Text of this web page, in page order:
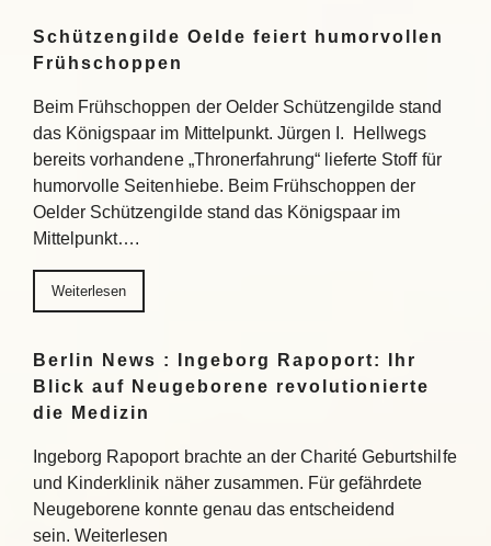
Schützengilde Oelde feiert humorvollen
Frühschoppen
Beim Frühschoppen der Oelder Schützengilde stand
das Königspaar im Mittelpunkt. Jürgen I. Hellwegs
bereits vorhandene „Thronerfahrung“ lieferte Stoff für
humorvolle Seitenhiebe. Beim Frühschoppen der
Oelder Schützengilde stand das Königspaar im
Mittelpunkt….
Weiterlesen
Berlin News : Ingeborg Rapoport: Ihr
Blick auf Neugeborene revolutionierte
die Medizin
Ingeborg Rapoport brachte an der Charité Geburtshilfe
und Kinderklinik näher zusammen. Für gefährdete
Neugeborene konnte genau das entscheidend
sein. Weiterlesen